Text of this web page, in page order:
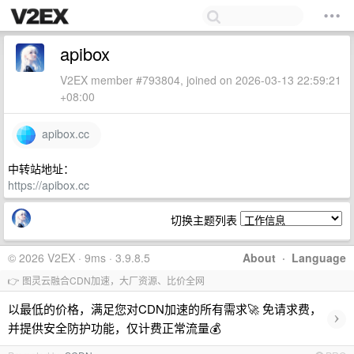
apibox
V2EX member #793804, joined on 2026-03-13 22:59:21
+08:00
apibox.cc
中转站地址：
https://apibox.cc
切换主题列表
About · Language
© 2026 V2EX · 9ms · 3.9.8.5
👉 图灵云融合CDN加速，大厂资源、比价全网
以最低的价格，满足您对CDN加速的所有需求🚀 免请求费，
并提供安全防护功能，仅计费正常流量💰
›